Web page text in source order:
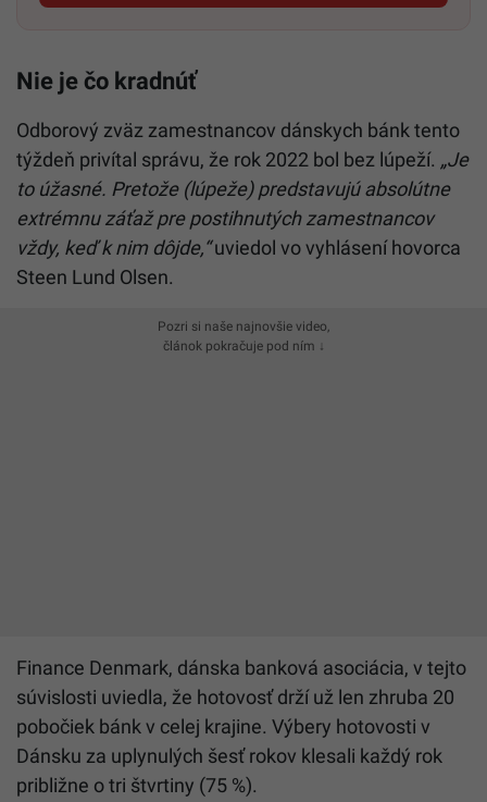
Nie je čo kradnúť
Odborový zväz zamestnancov dánskych bánk tento
týždeň privítal správu, že rok 2022 bol bez lúpeží. „Je
to úžasné. Pretože (lúpeže) predstavujú absolútne
extrémnu záťaž pre postihnutých zamestnancov
vždy, keď k nim dôjde,“uviedol vo vyhlásení hovorca
Steen Lund Olsen.
Pozri si naše najnovšie video,
článok pokračuje pod ním ↓
Finance Denmark, dánska banková asociácia, v tejto
súvislosti uviedla, že hotovosť drží už len zhruba 20
pobočiek bánk v celej krajine. Výbery hotovosti v
Dánsku za uplynulých šesť rokov klesali každý rok
približne o tri štvrtiny (75 %).